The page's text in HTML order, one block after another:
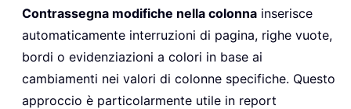
Contrassegna modifiche nella colonna inserisce
automaticamente interruzioni di pagina, righe vuote,
bordi o evidenziazioni a colori in base ai
cambiamenti nei valori di colonne specifiche. Questo
approccio è particolarmente utile in report